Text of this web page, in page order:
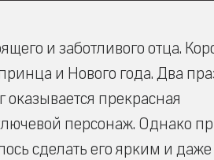
и заботливого отца.
и Нового года. Два
прекрасная
персонаж. Однако
сделать его ярким и даже